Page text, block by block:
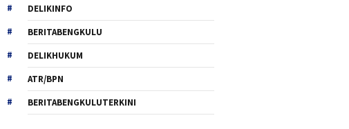
DELIKINFO
BERITABENGKULU
DELIKHUKUM
ATR/BPN
BERITABENGKULUTERKINI